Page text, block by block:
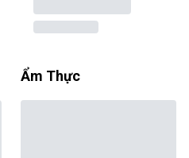
Ẩm Thực